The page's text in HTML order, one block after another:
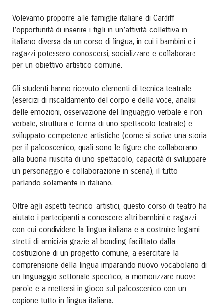
Volevamo proporre alle famiglie italiane di Cardiff
l’opportunità di inserire i figli in un’attività collettiva in
italiano diversa da un corso di lingua, in cui i bambini e i
ragazzi potessero conoscersi, socializzare e collaborare
per un obiettivo artistico comune.
Gli studenti hanno ricevuto elementi di tecnica teatrale
(esercizi di riscaldamento del corpo e della voce, analisi
delle emozioni, osservazione del linguaggio verbale e non
verbale, struttura e forma di uno spettacolo teatrale) e
sviluppato competenze artistiche (come si scrive una storia
per il palcoscenico, quali sono le figure che collaborano
alla buona riuscita di uno spettacolo, capacità di sviluppare
un personaggio e collaborazione in scena), il tutto
parlando solamente in italiano.
Oltre agli aspetti tecnico-artistici, questo corso di teatro ha
aiutato i partecipanti a conoscere altri bambini e ragazzi
con cui condividere la lingua italiana e a costruire legami
stretti di amicizia grazie al bonding facilitato dalla
costruzione di un progetto comune, a esercitare la
comprensione della lingua imparando nuovo vocabolario di
un linguaggio settoriale specifico, a memorizzare nuove
parole e a mettersi in gioco sul palcoscenico con un
copione tutto in lingua italiana.